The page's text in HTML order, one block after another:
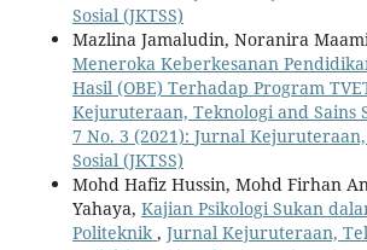
Sosial (JKTSS)
Mazlina Jamaludin, Noranira
Meneroka Keberkesanan
Hasil (OBE) Terhadap Program
Kejuruteraan, Teknologi and Sains
7 No. 3 (2021): Jurnal
Sosial (JKTSS)
Mohd Hafiz Hussin, Mohd Firhan
Yahaya, Kajian Psikologi Sukan
Politeknik , Jurnal Kejuruteraan,